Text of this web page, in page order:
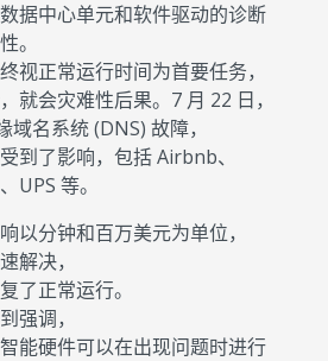
据中心单元和软件驱动的诊断
。
视正常运行时间为首要任务，
就会灾难性后果。7 月 22 日，
域名系统 (DNS) 故障，
到了影响，包括 Airbnb、
UPS 等。
以分钟和百万美元为单位，
解决，
了正常运行。
强调，
能硬件可以在出现问题时进行